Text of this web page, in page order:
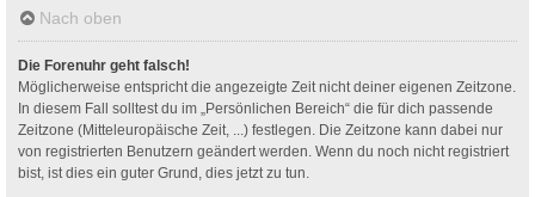
Nach oben
Die Forenuhr geht falsch!
Möglicherweise entspricht die angezeigte Zeit nicht deiner eigenen Zeitzone.
In diesem Fall solltest du im „Persönlichen Bereich“ die für dich passende
Zeitzone (Mitteleuropäische Zeit, ...) festlegen. Die Zeitzone kann dabei nur
von registrierten Benutzern geändert werden. Wenn du noch nicht registriert
bist, ist dies ein guter Grund, dies jetzt zu tun.